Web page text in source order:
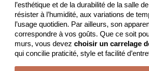
l’esthétique et de la durabilité de la salle
résister à l’humidité, aux variations de
l’usage quotidien. Par ailleurs, son
correspondre à vos goûts. Que ce soit
murs, vous devez
qui concilie praticité, style et facilité